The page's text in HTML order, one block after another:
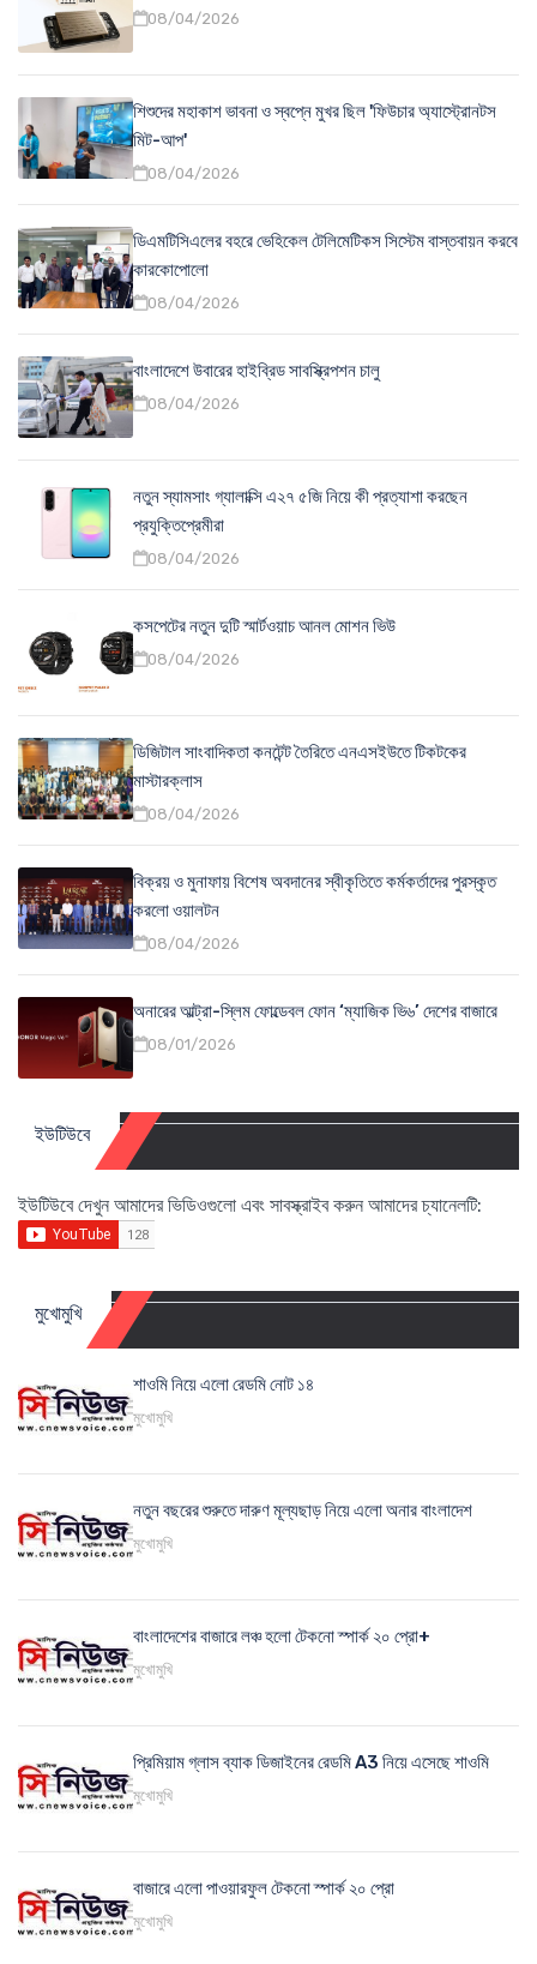
08/04/2026
শিশুদের মহাকাশ ভাবনা ও স্বপ্নে মুখর ছিল 'ফিউচার অ্যাস্ট্রোনটস
মিট-আপ'
08/04/2026
ডিএমটিসিএলের বহরে ভেহিকেল টেলিমেটিকস সিস্টেম বাস্তবায়ন করবে
কারকোপোলো
08/04/2026
বাংলাদেশে উবারের হাইব্রিড সাবস্ক্রিপশন চালু
08/04/2026
নতুন স্যামসাং গ্যালাক্সি এ২৭ ৫জি নিয়ে কী প্রত্যাশা করছেন
প্রযুক্তিপ্রেমীরা
08/04/2026
কসপেটের নতুন দুটি স্মার্টওয়াচ আনল মোশন ভিউ
08/04/2026
ডিজিটাল সাংবাদিকতা কনটেন্ট তৈরিতে এনএসইউতে টিকটকের
মাস্টারক্লাস
08/04/2026
বিক্রয় ও মুনাফায় বিশেষ অবদানের স্বীকৃতিতে কর্মকর্তাদের পুরস্কৃত
করলো ওয়ালটন
08/04/2026
অনারের আল্ট্রা-স্লিম ফোল্ডেবল ফোন ‘ম্যাজিক ভি৬’ দেশের বাজারে
08/01/2026
ইউটিউবে
ইউটিউবে দেখুন আমাদের ভিডিওগুলো এবং সাবস্ক্রাইব করুন আমাদের চ্যানেলটি:
মুখোমুখি
শাওমি নিয়ে এলো রেডমি নোট ১৪
মুখোমুখি
নতুন বছরের শুরুতে দারুণ মূল্যছাড় নিয়ে এলো অনার বাংলাদেশ
মুখোমুখি
বাংলাদেশের বাজারে লঞ্চ হলো টেকনো স্পার্ক ২০ প্রো+
মুখোমুখি
প্রিমিয়াম গ্লাস ব্যাক ডিজাইনের রেডমি A3 নিয়ে এসেছে শাওমি
মুখোমুখি
বাজারে এলো পাওয়ারফুল টেকনো স্পার্ক ২০ প্রো
মুখোমুখি